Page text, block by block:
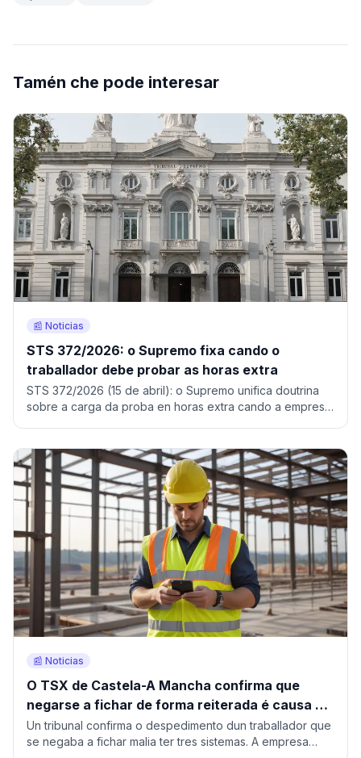
Tamén che pode interesar
📰 Noticias
STS 372/2026: o Supremo fixa cando o
traballador debe probar as horas extra
STS 372/2026 (15 de abril): o Supremo unifica doutrina
sobre a carga da proba en horas extra cando a empresa
📰 Noticias
O TSX de Castela-A Mancha confirma que
negarse a fichar de forma reiterada é causa de
despedimento procedente
Un tribunal confirma o despedimento dun traballador que
se negaba a fichar malia ter tres sistemas. A empresa